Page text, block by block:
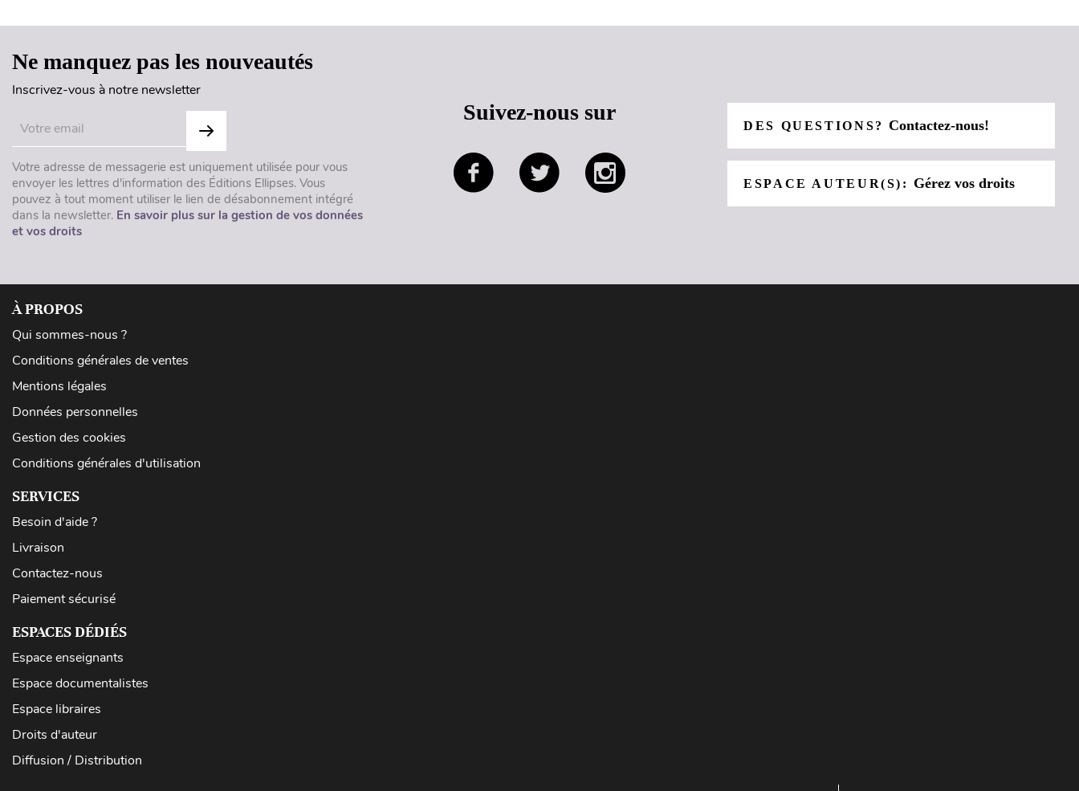
Ne manquez pas les nouveautés
Inscrivez-vous à notre newsletter
Votre adresse de messagerie est uniquement utilisée pour vous
envoyer les lettres d'information des Éditions Ellipses. Vous
pouvez à tout moment utiliser le lien de désabonnement intégré
dans la newsletter. En savoir plus sur la gestion de vos données
et vos droits
Suivez-nous sur
DES QUESTIONS?Contactez-nous!
ESPACE AUTEUR(S): Gérez vos droits
À PROPOS
Qui sommes-nous ?
Conditions générales de ventes
Mentions légales
Données personnelles
Gestion des cookies
Conditions générales d'utilisation
SERVICES
Besoin d'aide ?
Livraison
Contactez-nous
Paiement sécurisé
ESPACES DÉDIÉS
Espace enseignants
Espace documentalistes
Espace libraires
Droits d'auteur
Diffusion / Distribution